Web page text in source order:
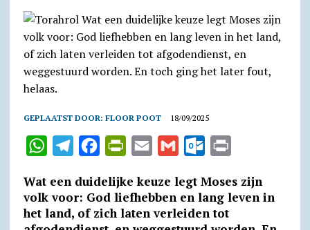
GEPLAATST DOOR: FLOOR POOT 18/09/2025
W
a
t
T
l
e
c
e
i
n
a
i
a
i
t
l
i
Wat een duidelijke keuze legt Moses zijn
volk voor: God liefhebben en lang leven in
het land, of zich laten verleiden tot